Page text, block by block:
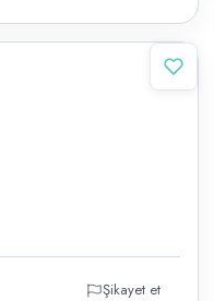
Şikayet et